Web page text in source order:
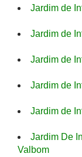
Jardim de
Jardim de
Jardim de
Jardim de
Jardim de
Jardim De
Valbom